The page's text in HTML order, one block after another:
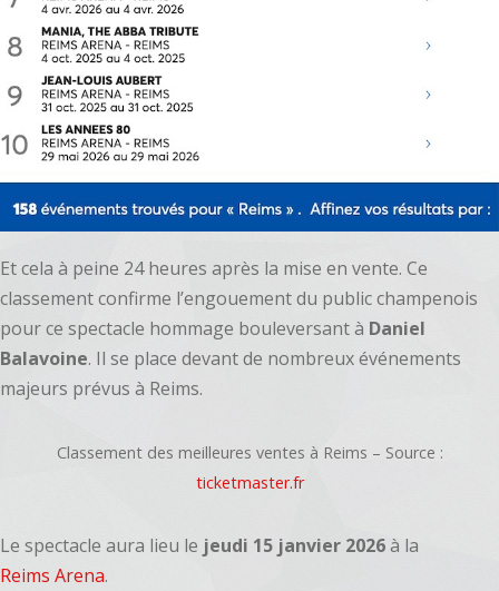
Et cela à peine 24 heures après la mise en vente. Ce
classement confirme l’engouement du public champenois
pour ce spectacle hommage bouleversant à Daniel
Balavoine. Il se place devant de nombreux événements
majeurs prévus à Reims.
Classement des meilleures ventes à Reims – Source :
ticketmaster.fr
Le spectacle aura lieu le jeudi 15 janvier 2026à la
Reims Arena.